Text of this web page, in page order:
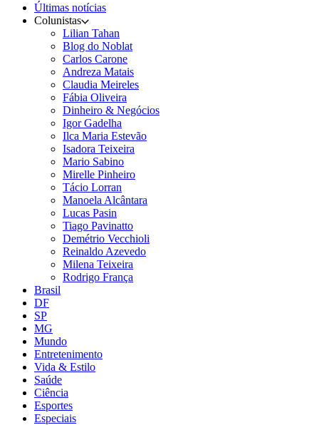
Últimas notícias
Colunistas
Lilian Tahan
Blog do Noblat
Carlos Carone
Andreza Matais
Claudia Meireles
Fábia Oliveira
Dinheiro & Negócios
Igor Gadelha
Ilca Maria Estevão
Isadora Teixeira
Mario Sabino
Mirelle Pinheiro
Tácio Lorran
Manoela Alcântara
Lucas Pasin
Tiago Pavinatto
Demétrio Vecchioli
Reinaldo Azevedo
Milena Teixeira
Rodrigo França
Brasil
DF
SP
MG
Mundo
Entretenimento
Vida & Estilo
Saúde
Ciência
Esportes
Especiais